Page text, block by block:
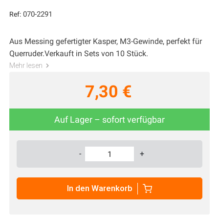
Ref: 070-2291
Aus Messing gefertigter Kasper, M3-Gewinde, perfekt für
Querruder.Verkauft in Sets von 10 Stück.
Mehr lesen
7,30 €
Auf Lager – sofort verfügbar
- +
In den Warenkorb